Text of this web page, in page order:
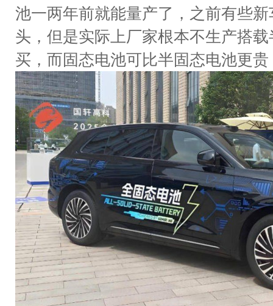
池一两年前就能量产了，之前有些
头，但是实际上厂家根本不生产搭
买，而固态电池可比半固态电池更贵